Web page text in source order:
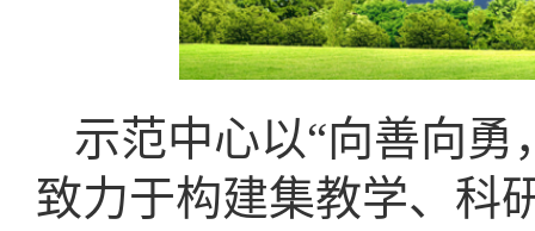
示范中心以“向善向
致力于构建集教学、科